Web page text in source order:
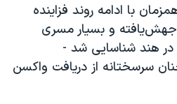
با ادامه روند فزاینده
جهش‌یافته و بسیار مسری
در هند شناسایی شد -
سرسختانه از دریافت واکسن